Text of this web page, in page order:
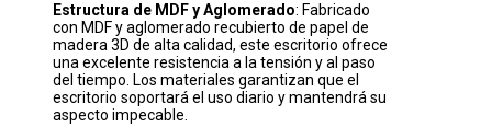
Estructura de MDF y Aglomerado: Fabricado
con MDF y aglomerado recubierto de papel de
madera 3D de alta calidad, este escritorio ofrece
una excelente resistencia a la tensión y al paso
del tiempo. Los materiales garantizan que el
escritorio soportará el uso diario y mantendrá su
aspecto impecable.